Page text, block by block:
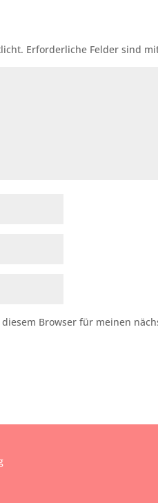
Erforderliche Felder sind
Browser für meinen